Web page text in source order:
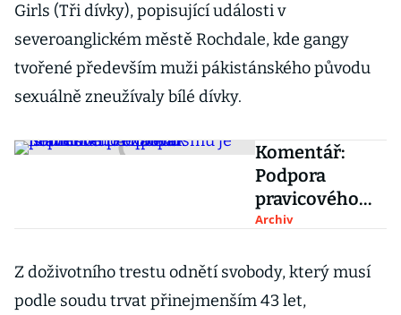
Girls (Tři dívky), popisující události v
severoanglickém městě Rochdale, kde gangy
tvořené především muži pákistánského původu
sexuálně zneužívaly bílé dívky.
Komentář:
Podpora
pravicového
extremismu je
podporou
islamismu. A
Archiv
Z doživotního trestu odnětí svobody, který musí
podle soudu trvat přinejmenším 43 let,